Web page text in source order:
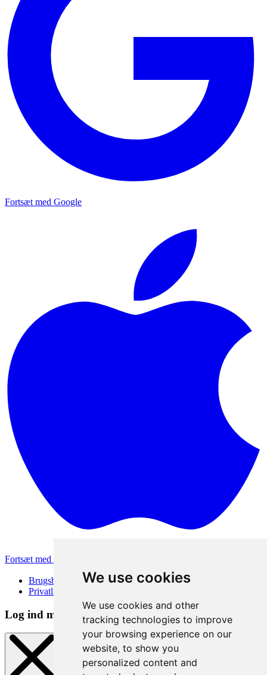
We use cookies
We use cookies and other
tracking technologies to improve
your browsing experience on our
website, to show you
personalized content and
Fortsæt med Google
Fortsæt med Apple
Brugsbetingelser
Privatlivspolitik
Log ind metode